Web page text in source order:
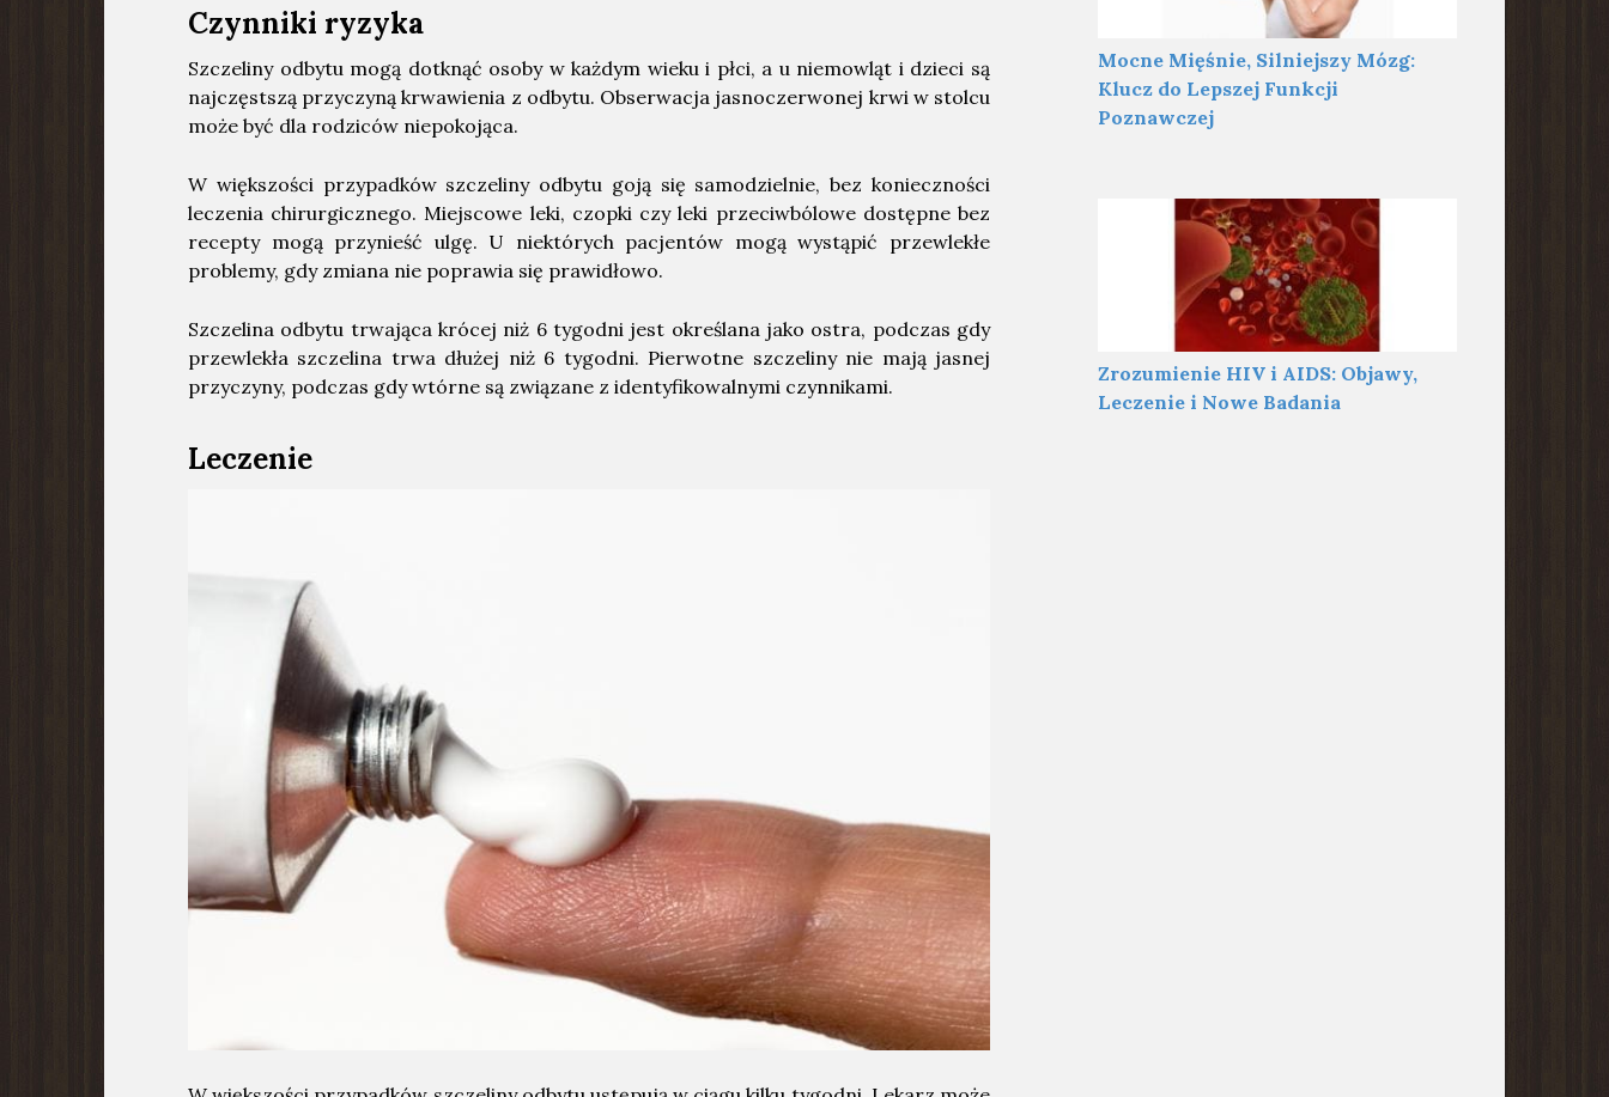
Czynniki ryzyka
Szczeliny odbytu mogą dotknąć osoby w każdym wieku i płci, a u niemowląt i dzieci są
najczęstszą przyczyną krwawienia z odbytu. Obserwacja jasnoczerwonej krwi w stolcu
może być dla rodziców niepokojąca.
W większości przypadków szczeliny odbytu goją się samodzielnie, bez konieczności
leczenia chirurgicznego. Miejscowe leki, czopki czy leki przeciwbólowe dostępne bez
recepty mogą przynieść ulgę. U niektórych pacjentów mogą wystąpić przewlekłe
problemy, gdy zmiana nie poprawia się prawidłowo.
Szczelina odbytu trwająca krócej niż 6 tygodni jest określana jako ostra, podczas gdy
przewlekła szczelina trwa dłużej niż 6 tygodni. Pierwotne szczeliny nie mają jasnej
przyczyny, podczas gdy wtórne są związane z identyfikowalnymi czynnikami.
Leczenie
Mocne Mięśnie, Silniejszy Mózg:
Klucz do Lepszej Funkcji
Poznawczej
Zrozumienie HIV i AIDS: Objawy,
Leczenie i Nowe Badania